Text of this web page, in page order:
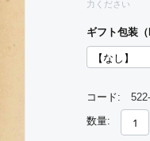
力ください
ギフト包装
コード:
数量: